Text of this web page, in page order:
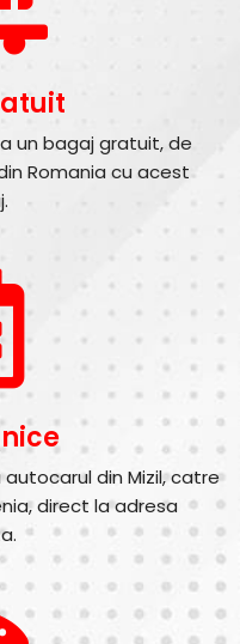
un bagaj gratuit, de
Romania cu acest
din Mizil, catre
direct la adresa